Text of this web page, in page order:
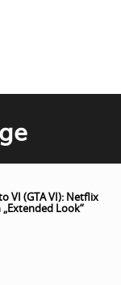
VI (GTA VI): Netflix
Look“